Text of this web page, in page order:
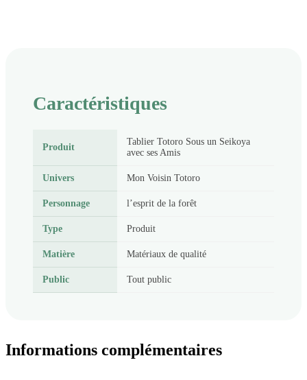
Caractéristiques
Produit
Tablier Totoro Sous un Seikoya
avec ses Amis
Univers Mon Voisin Totoro
Personnage l’esprit de la forêt
Type Produit
Matière Matériaux de qualité
Public Tout public
Informations complémentaires